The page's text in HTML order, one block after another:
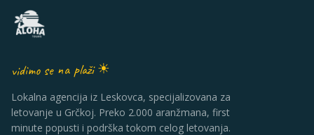
vidimo se na plaži ☀
Lokalna agencija iz Leskovca, specijalizovana za
letovanje u Grčkoj. Preko 2.000 aranžmana, first
minute popusti i podrška tokom celog letovanja.